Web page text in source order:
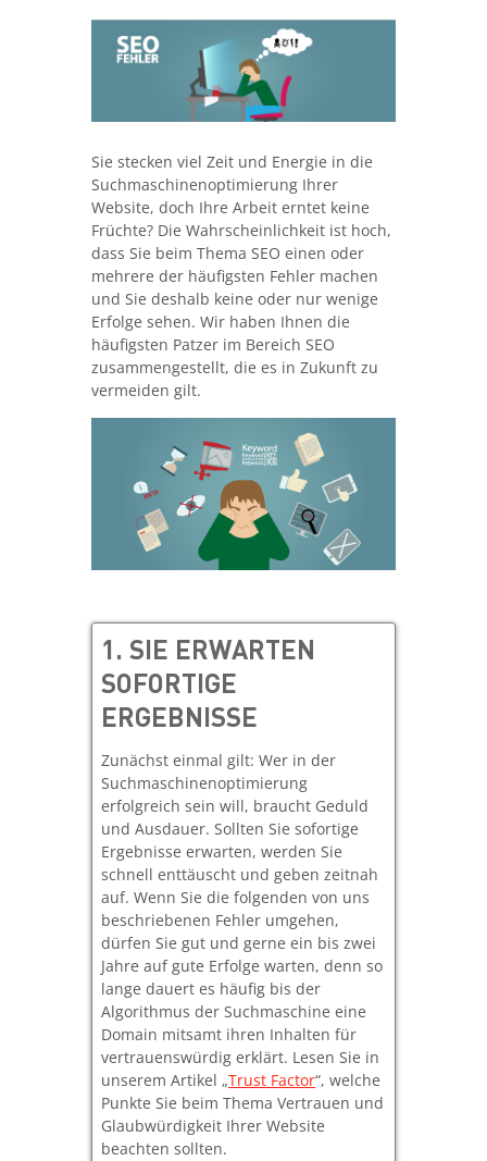
Sie stecken viel Zeit und Energie in die
Suchmaschinenoptimierung Ihrer
Website, doch Ihre Arbeit erntet keine
Früchte? Die Wahrscheinlichkeit ist hoch,
dass Sie beim Thema SEO einen oder
mehrere der häufigsten Fehler machen
und Sie deshalb keine oder nur wenige
Erfolge sehen. Wir haben Ihnen die
häufigsten Patzer im Bereich SEO
zusammengestellt, die es in Zukunft zu
vermeiden gilt.
1. SIE ERWARTEN
SOFORTIGE
ERGEBNISSE
Zunächst einmal gilt: Wer in der
Suchmaschinenoptimierung
erfolgreich sein will, braucht Geduld
und Ausdauer. Sollten Sie sofortige
Ergebnisse erwarten, werden Sie
schnell enttäuscht und geben zeitnah
auf. Wenn Sie die folgenden von uns
beschriebenen Fehler umgehen,
dürfen Sie gut und gerne ein bis zwei
Jahre auf gute Erfolge warten, denn so
lange dauert es häufig bis der
Algorithmus der Suchmaschine eine
Domain mitsamt ihren Inhalten für
vertrauenswürdig erklärt. Lesen Sie in
unserem Artikel „Trust Factor“, welche
Punkte Sie beim Thema Vertrauen und
Glaubwürdigkeit Ihrer Website
beachten sollten.